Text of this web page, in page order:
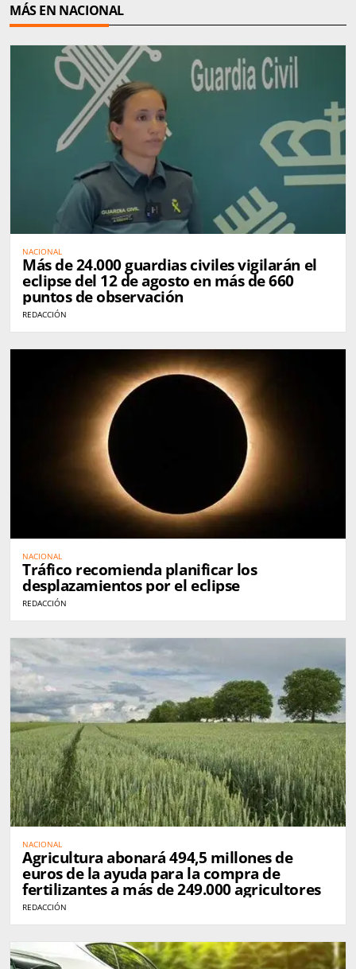
MÁS EN NACIONAL
NACIONAL
Más de 24.000 guardias civiles vigilarán el
eclipse del 12 de agosto en más de 660
puntos de observación
REDACCIÓN
NACIONAL
Tráfico recomienda planificar los
desplazamientos por el eclipse
REDACCIÓN
NACIONAL
Agricultura abonará 494,5 millones de
euros de la ayuda para la compra de
fertilizantes a más de 249.000 agricultores
REDACCIÓN